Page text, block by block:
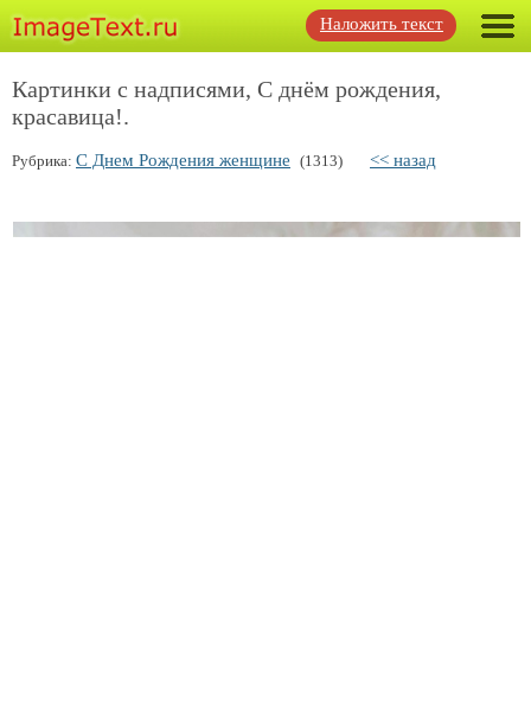
Наложить текст
Картинки с надписями, С днём рождения,
красавица!.
Рубрика: С Днем Рождения женщине (1313) << назад